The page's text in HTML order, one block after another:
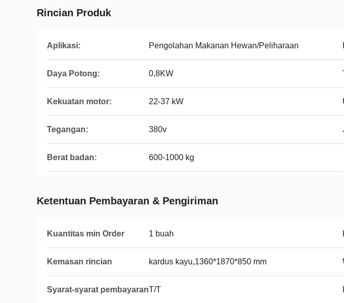
Rincian Produk
Aplikasi: Pengolahan Makanan Hewan/Peliharaan
Daya Potong: 0,8KW
Kekuatan motor: 22-37 kW
Tegangan: 380v
Berat badan: 600-1000 kg
Ketentuan Pembayaran & Pengiriman
Kuantitas min Order 1 buah
Kemasan rincian kardus kayu,1360*1870*850 mm
Syarat-syarat pembayaranT/T